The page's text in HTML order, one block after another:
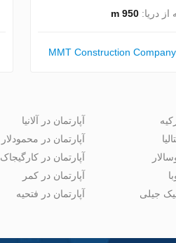
از دریا: 950 m
MMT Construction Company
جیلی
آپارتمان در آلانیا
آپارتمان در محمودلار
آپارتمان در کارگیجاک
آپارتمان در کمر
آپارتمان در فتحیه